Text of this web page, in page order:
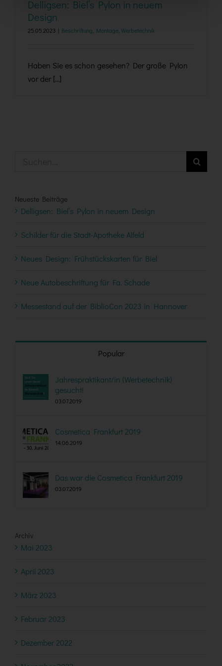
Delligsen: Biel’s Pylon in neuem
Design
25.05.2023 Beschriftung, Montage,Werbetechnik
Haben Sie es schon gesehen? Der große Pylon
vor der [...]
Neueste Beiträge
Delligsen: Biel’s Pylon in neuem Design
Schilder für die Stadt-Apotheke Alfeld
Neues Design: Frühstückskarten für Biel
Neue Autobeschriftung für Fa. Schade
Messestand auf der BiblioCon 2023 in Hannover
Popular
Jahrespraktikant/in (Werbetechnik)
gesucht!
03.07.2019
Cosmetica Frankfurt 2019
14.06.2019
Das war die Cosmetica Frankfurt 2019
03.07.2019
Archiv
Mai 2023
April 2023
März 2023
Februar 2023
Dezember 2022